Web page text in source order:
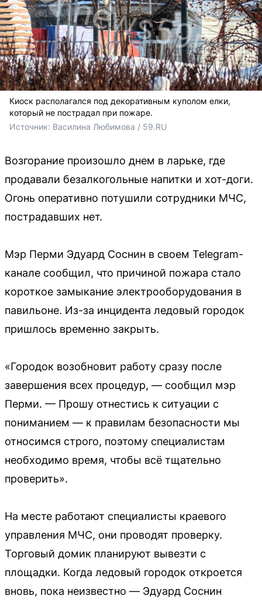
Киоск располагался под декоративным куполом елки,
который не пострадал при пожаре.
Источник: Василина Любимова / 59.RU
Возгорание произошло днем в ларьке, где
продавали безалкогольные напитки и хот-доги.
Огонь оперативно потушили сотрудники МЧС,
пострадавших нет.
Мэр Перми Эдуард Соснин в своем Telegram-
канале сообщил, что причиной пожара стало
короткое замыкание электрооборудования в
павильоне. Из-за инцидента ледовый городок
пришлось временно закрыть.
«Городок возобновит работу сразу после
завершения всех процедур, — сообщил мэр
Перми. — Прошу отнестись к ситуации с
пониманием — к правилам безопасности мы
относимся строго, поэтому специалистам
необходимо время, чтобы всё тщательно
проверить».
На месте работают специалисты краевого
управления МЧС, они проводят проверку.
Торговый домик планируют вывезти с
площадки. Когда ледовый городок откроется
вновь, пока неизвестно — Эдуард Соснин